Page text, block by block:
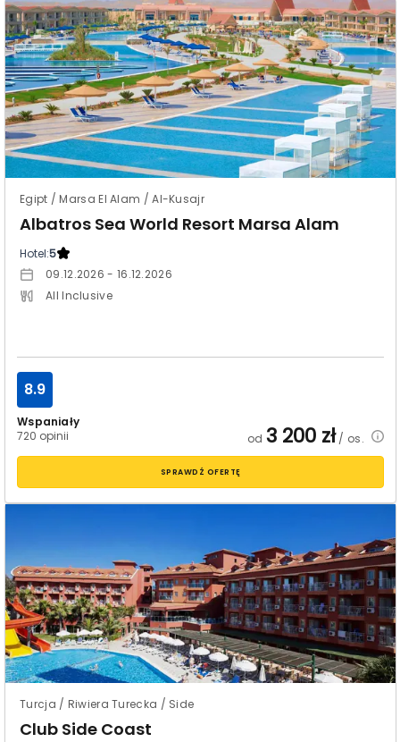
Egipt / Marsa El Alam / Al-Kusajr
Albatros Sea World Resort Marsa Alam
Hotel:5
09.12.2026 - 16.12.2026
All Inclusive
Wspaniały
720 opinii
8.9
od 3 200 zł/ os.
SPRAWDŹ OFERTĘ
Turcja / Riwiera Turecka / Side
Club Side Coast